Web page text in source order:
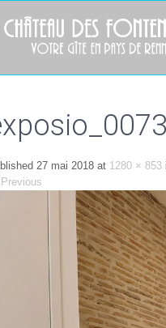
27 mai 2018 at 1280 × 853
Previous